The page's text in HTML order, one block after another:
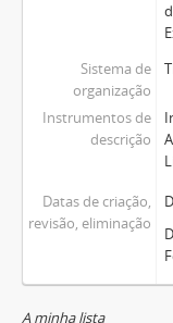
Sistema de
organização
Instrumentos de
descrição
Datas de criação,
revisão, eliminação
A minha lista